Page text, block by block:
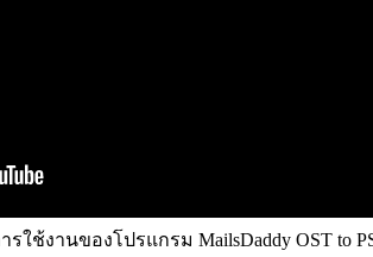
ใช้งานของโปรแกรม MailsDaddy OST to